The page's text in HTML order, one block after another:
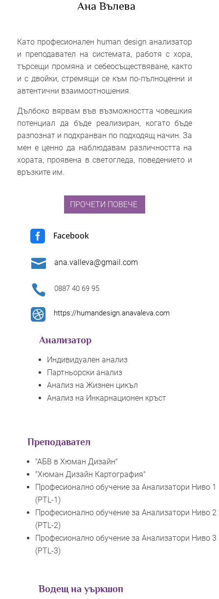
Ана Вълева
Като професионален human design анализатор
и преподавател на системата, работя с хора,
търсещи промяна и себеосъществяване, както
и с двойки, стремящи се към по-пълноценни и
автентични взаимоотношения.
Дълбоко вярвам във възможността човешкия
потенциал да бъде реализиран, когато бъде
разпознат и подхранван по подходящ начин. За
мен е ценно да наблюдавам различността на
хората, проявена в светогледа, поведението и
връзките им.
ПРОЧЕТИ ПОВЕЧЕ
 Facebook
 ana.valleva@gmail.com
 0887 40 69 95
 https://humandesign.anavaleva.com
Анализатор
Индивидуален анализ
Партньорски анализ
Анализ на Жизнен цикъл
Анализ на Инкарнационен кръст
Преподавател
"АБВ в Хюман Дизайн"
"Хюман Дизайн Картография"
Професионално обучение за Анализатори Ниво 1
(PTL-1)
Професионално обучение за Анализатори Ниво 2
(PTL-2)
Професионално обучение за Анализатори Ниво 3
(PTL-3)
Водещ на уъркшоп